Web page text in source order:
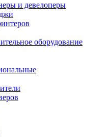
и девелоперы
оборудование